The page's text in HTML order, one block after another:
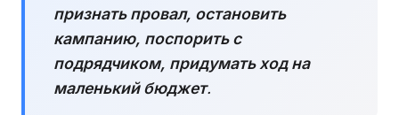
признать провал, остановить
кампанию, поспорить с
подрядчиком, придумать ход на
маленький бюджет.